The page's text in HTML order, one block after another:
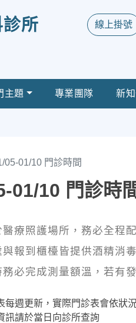
所 線上掛號
主題 專業團隊 新
05-01/10 門診時間
01/10 門診時
醫療照護場所，務必全程
與報到櫃檯皆提供酒精消
務必完成測量額溫，若有
每週更新，實際門診表會依狀
訊請於當日向診所查詢